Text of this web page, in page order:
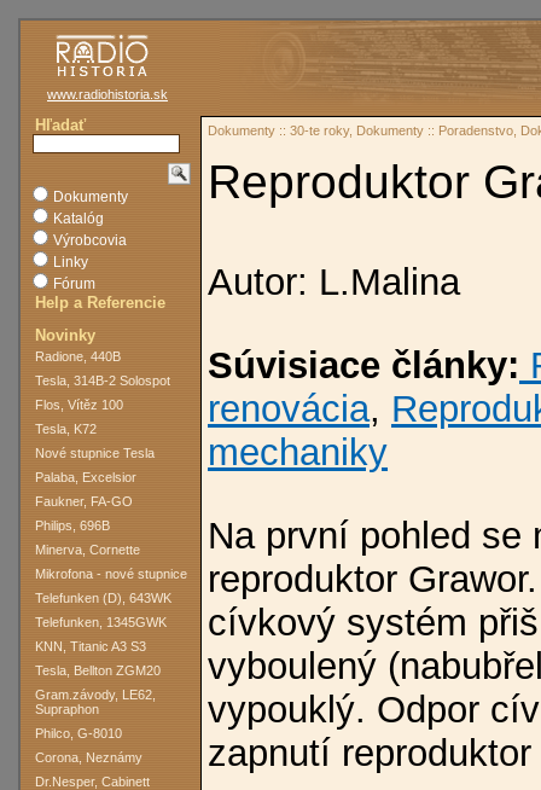
www.radiohistoria.sk
Hľadať
Dokumenty
Katalóg
Výrobcovia
Linky
Fórum
Help a Referencie
Novinky
Radione, 440B
Tesla, 314B-2 Solospot
Flos, Vítěz 100
Tesla, K72
Nové stupnice Tesla
Palaba, Excelsior
Faukner, FA-GO
Philips, 696B
Minerva, Cornette
Mikrofona - nové stupnice
Telefunken (D), 643WK
Telefunken, 1345GWK
KNN, Titanic A3 S3
Tesla, Bellton ZGM20
Gram.závody, LE62,
Supraphon
Philco, G-8010
Corona, Neznámy
Dr.Nesper, Cabinett
Reproduktor
Autor: L.Malina
Súvisiace články:
renovácia,
mechaniky
Na první poh led se
reproduktor
cívkový systém
vyboulený
vypouklý. Odpor
zapnutí
Dokumenty :: 30-te roky, Dokumenty :: Poradenstvo,